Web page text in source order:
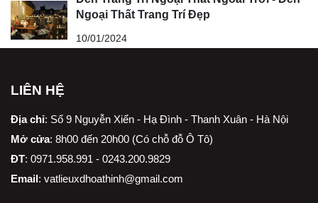
Ngoại Thất Trang Trí Đẹp
10/01/2024
LIÊN HỆ
Địa chỉ: Số 9 Nguyễn Xiển - Hạ Đình - Thanh Xuân - Hà Nội
Mở cửa: 8h00 đến 20h00 (Có chỗ đỗ Ô Tô)
ĐT: 0971.958.991 - 0243.200.9829
Email: vatlieuxdhoathinh@gmail.com